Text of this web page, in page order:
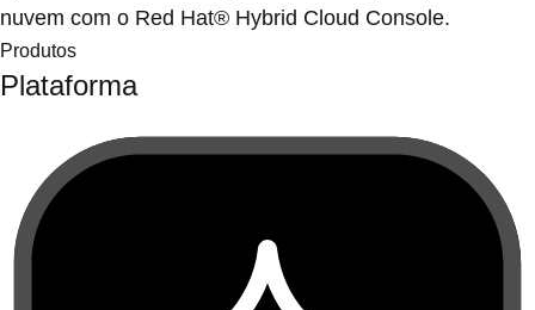
nuvem com o Red Hat® Hybrid Cloud Console.
Produtos
Plataforma